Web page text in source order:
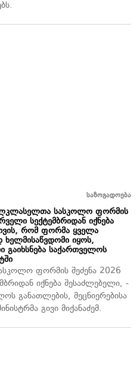
საზოგადოება
სასკოლო ფორმის
სექტემბრიდან იქნება
რომ ფორმა ყველა
ხელმისაწვდომი იყოს,
გაიხსნება საქართველოს
ფორმის შეძენა 2026
იქნება შესაძლებელი, -
განათლების, მეცნიერებისა
გივი მიქანაძემ.